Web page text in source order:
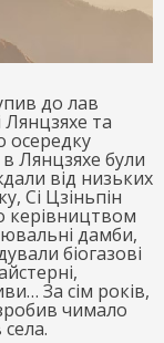
до лав
Лянцзяхе та
осередку
Лянцзяхе були
від низьких
Сі Цзіньпін
керівництвом
дамби,
біогазові
За сім років,
чимало